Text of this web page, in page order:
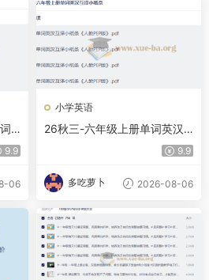
9.9
06
小学英语
26秋三-六年级上册单词英汉
9.9
多吃萝卜 2026-08-06